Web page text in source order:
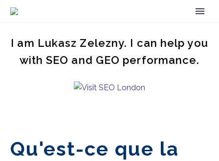
I am Lukasz Zelezny. I can help you
with SEO and GEO performance.
Qu'est-ce que la